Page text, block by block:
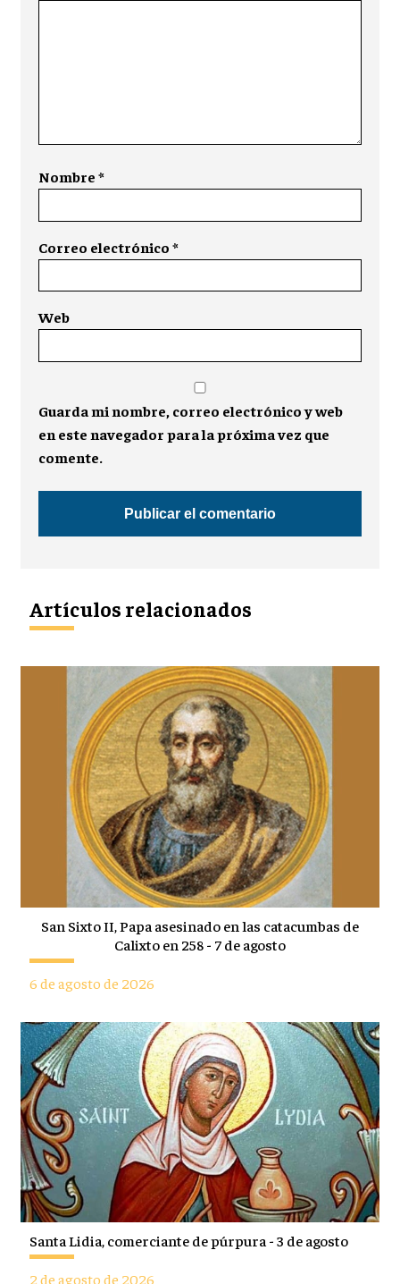
Nombre*
Correo electrónico*
Web
Guarda mi nombre, correo electrónico y web
en este navegador para la próxima vez que
comente.
Artículos relacionados
San Sixto II, Papa asesinado en las catacumbas de
Calixto en 258 - 7 de agosto
6 de agosto de 2026
Santa Lidia, comerciante de púrpura - 3 de agosto
2 de agosto de 2026